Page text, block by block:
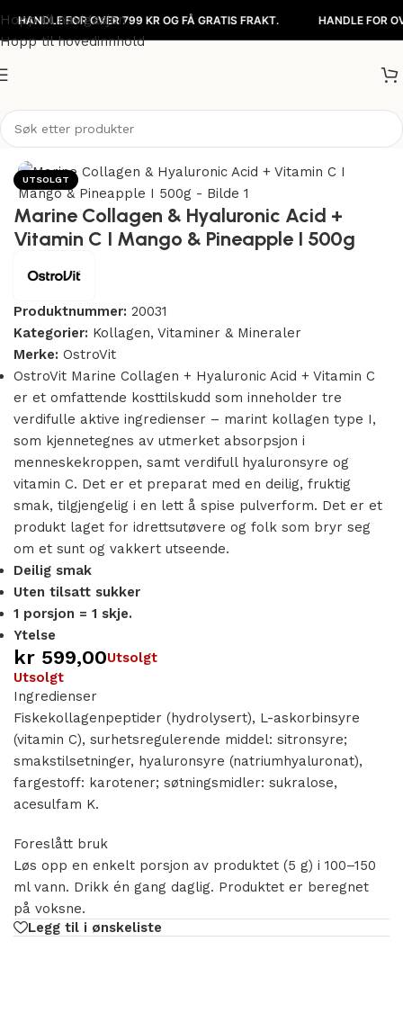
FOR OVER 799 KR OG FÅ GRATIS FRAKT. HANDLE FOR OVER
Hopp til navigasjon
Hopp til hovedinnhold
Kosttilskudd
UTSOLGT
Marine Collagen & Hyaluronic Acid +
Vitamin C I Mango & Pineapple I 500g
Produktnummer: 20031
Kategorier: Kollagen, Vitaminer & Mineraler
Merke: OstroVit
OstroVit Marine Collagen + Hyaluronic Acid + Vitamin C
er et omfattende kosttilskudd som inneholder tre
verdifulle aktive ingredienser – marint kollagen type I,
som kjennetegnes av utmerket absorpsjon i
menneskekroppen, samt verdifull hyaluronsyre og
vitamin C. Det er et preparat med en deilig, fruktig
smak, tilgjengelig i en lett å spise pulverform. Det er et
produkt laget for idrettsutøvere og folk som bryr seg
om et sunt og vakkert utseende.
Deilig smak
Uten tilsatt sukker
1 porsjon = 1 skje.
Ytelse
kr 599,00Utsolgt
Utsolgt
Ingredienser
Fiskekollagenpeptider (hydrolysert), L-askorbinsyre
(vitamin C), surhetsregulerende middel: sitronsyre;
smakstilsetninger, hyaluronsyre (natriumhyaluronat),
fargestoff: karotener; søtningsmidler: sukralose,
acesulfam K.
Foreslått bruk
Løs opp en enkelt porsjon av produktet (5 g) i 100–150
ml vann. Drikk én gang daglig. Produktet er beregnet
på voksne.
Legg til i ønskeliste